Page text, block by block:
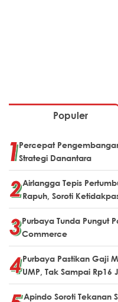
Populer
Percepat
Strategi Danantara
Airlangga Tepis
Rapuh, Soroti
Purbaya Tunda Pungut
Commerce
Purbaya Pastikan Gaji
UMP, Tak Sampai Rp16
Apindo Soroti Tekanan